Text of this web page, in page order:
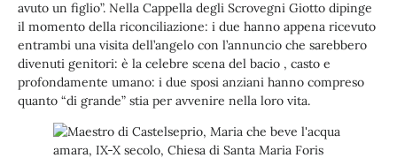
avuto un figlio”. Nella Cappella degli Scrovegni Giotto dipinge
il momento della riconciliazione: i due hanno appena ricevuto
entrambi una visita dell’angelo con l’annuncio che sarebbero
divenuti genitori: è la celebre scena del bacio , casto e
profondamente umano: i due sposi anziani hanno compreso
quanto “di grande” stia per avvenire nella loro vita.